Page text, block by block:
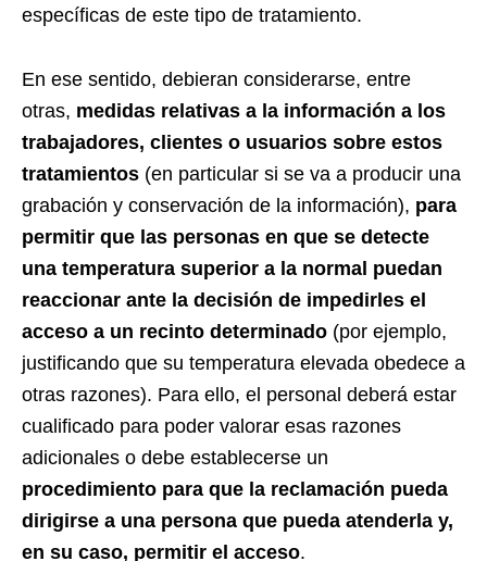
específicas de este tipo de tratamiento.
En ese sentido, debieran considerarse, entre
otras, medidas relativas a la información a los
trabajadores, clientes o usuarios sobre estos
tratamientos (en particular si se va a producir una
grabación y conservación de la información), para
permitir que las personas en que se detecte
una temperatura superior a la normal puedan
reaccionar ante la decisión de impedirles el
acceso a un recinto determinado (por ejemplo,
justificando que su temperatura elevada obedece a
otras razones). Para ello, el personal deberá estar
cualificado para poder valorar esas razones
adicionales o debe establecerse un
procedimiento para que la reclamación pueda
dirigirse a una persona que pueda atenderla y,
en su caso, permitir el acceso.